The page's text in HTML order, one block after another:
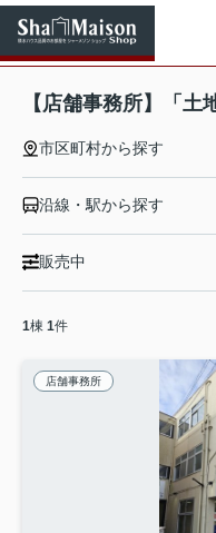
【店舗事務所】「土
市区町村から探す
沿線・駅から探す
販売中
1棟 1件
店舗事務所